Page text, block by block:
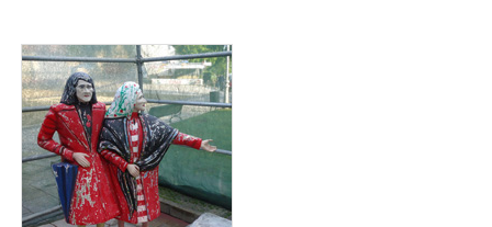
dos_marias_antes_restauracion_2011.jpg